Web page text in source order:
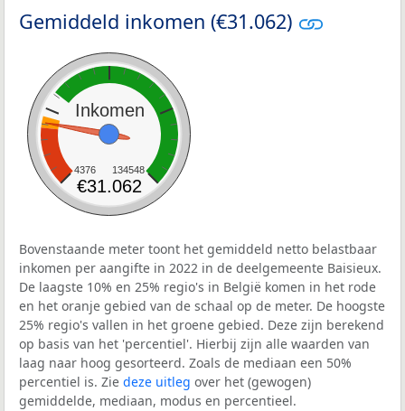
Gemiddeld inkomen (€31.062)
Inkomen
4376 134548
€31.062
Bovenstaande meter toont het gemiddeld netto belastbaar
inkomen per aangifte in 2022 in de deelgemeente Baisieux.
De laagste 10% en 25% regio's in België komen in het rode
en het oranje gebied van de schaal op de meter. De hoogste
25% regio's vallen in het groene gebied. Deze zijn berekend
op basis van het 'percentiel'. Hierbij zijn alle waarden van
laag naar hoog gesorteerd. Zoals de mediaan een 50%
percentiel is. Zie deze uitleg over het (gewogen)
gemiddelde, mediaan, modus en percentieel.